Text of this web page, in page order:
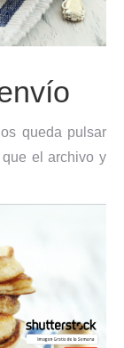
queda pulsar
el archivo y